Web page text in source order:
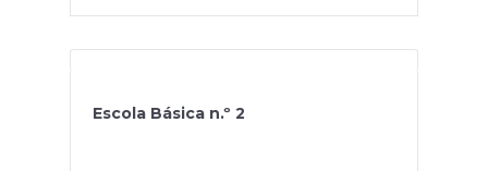
Escola Básica n.º 2